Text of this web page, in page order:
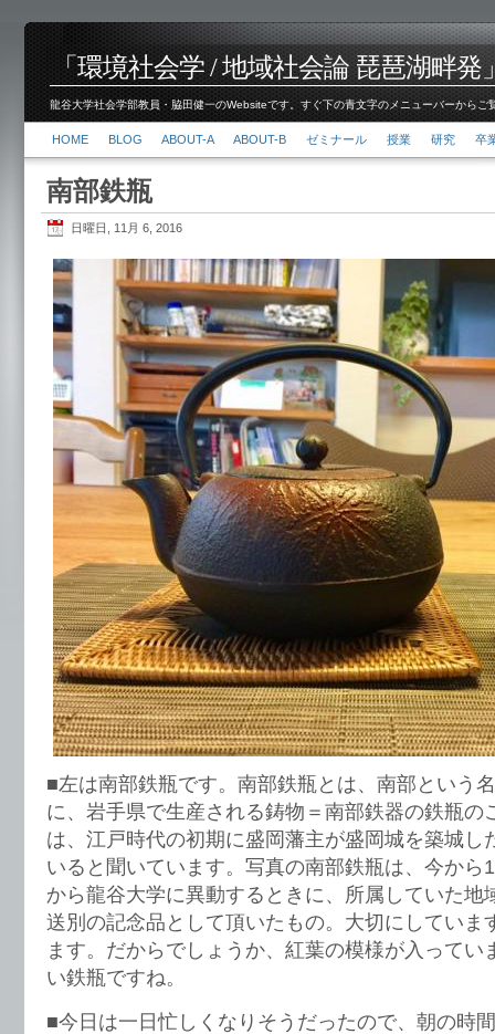
「環境社会学 / 地域社会論 琵琶湖畔発
龍谷大学社会学部教員・脇田健一のWebsiteです。すぐ下の青文字のメニューバーから
HOME BLOG ABOUT-A ABOUT-B ゼミナール 授業 研究 卒
南部鉄瓶
日曜日, 11月 6, 2016
■左は南部鉄瓶です。南部鉄瓶とは、南部という
に、岩手県で生産される鋳物＝南部鉄器の鉄瓶の
は、江戸時代の初期に盛岡藩主が盛岡城を築城し
いると聞いています。写真の南部鉄瓶は、今から
から龍谷大学に異動するときに、所属していた地
送別の記念品として頂いたもの。大切にしていま
ます。だからでしょうか、紅葉の模様が入ってい
い鉄瓶ですね。
■今日は一日忙しくなりそうだったので、朝の時